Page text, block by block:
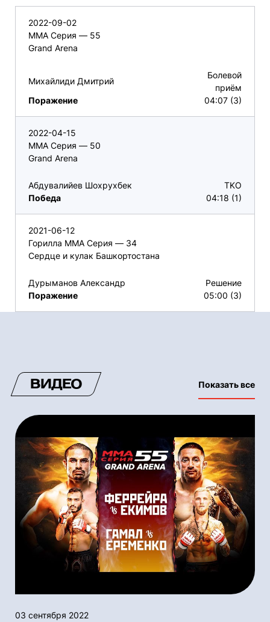
2022-09-02
ММА Серия — 55
Grand Arena
Михайлиди Дмитрий
Поражение
Болевой
приём
04:07 (3)
2022-04-15
ММА Серия — 50
Grand Arena
Абдувалийев Шохрухбек
Победа
TKO
04:18 (1)
2021-06-12
Горилла ММА Серия — 34
Сердце и кулак Башкортостана
Дурыманов Александр
Поражение
Решение
05:00 (3)
ВИДЕО Показать все
03 сентября 2022